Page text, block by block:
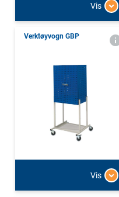
Vis
Verktøyvogn GBP
Vis